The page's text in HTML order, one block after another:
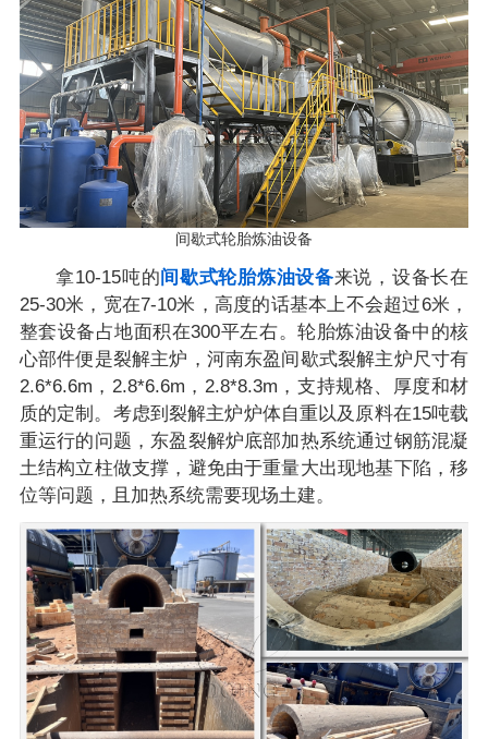
间歇式轮胎炼油设备
拿10-15吨的 间歇式轮胎炼油设备来说，设备长在
25-30米，宽在7-10米，高度的话基本上不会超过6米，
整套设备占地面积在300平左右。轮胎炼油设备中的核
心部件便是裂解主炉，河南东盈间歇式裂解主炉尺寸有
2.6*6.6m，2.8*6.6m，2.8*8.3m，支持规格、厚度和材
质的定制。考虑到裂解主炉炉体自重以及原料在15吨载
重运行的问题，东盈裂解炉底部加热系统通过钢筋混凝
土结构立柱做支撑，避免由于重量大出现地基下陷，移
位等问题，且加热系统需要现场土建。